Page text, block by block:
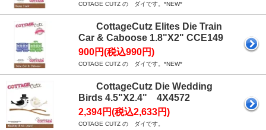
COTAGE CUTZ の ダイです。*NEW*
CottageCutz Elites Die Train
Car & Caboose 1.8"X2" CCE149
900円(税込990円)
COTAGE CUTZ の ダイです。*NEW*
CottageCutz Die Wedding
Birds 4.5"X2.4" 4X4572
2,394円(税込2,633円)
COTAGE CUTZ の ダイです。